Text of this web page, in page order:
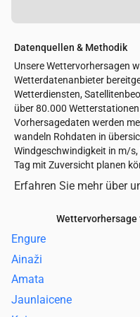
Datenquellen & Methodik
Unsere Wettervorhersagen
Wetterdatenanbieter
Wetterdiensten,
über 80.000
Vorhersagedaten werden
wandeln Rohdaten in
Windgeschwindigkeit in m/
Tag mit Zuversicht planen
Erfahren Sie mehr über
Engure
Ainaži
Amata
Jaunlaicene